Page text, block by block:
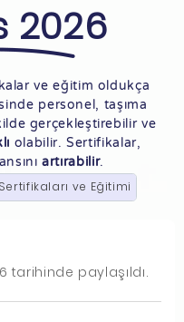
2026
ve eğitim oldukça
personel, taşıma
gerçekleştirebilir ve
olabilir. Sertifikalar,
artırabilir.
ve Eğitimi
tarihinde paylaşıldı.